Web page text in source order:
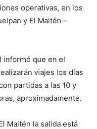
operativas, en los
y El Maitén –
informó que en el
viajes los días
partidas a las 10 y
aproximadamente.
Maitén la salida está